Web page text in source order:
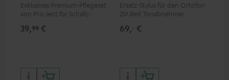
Exklusives Premium-Pflegeset
von Pro-Ject für Schallplatten
Webshop erhältlich
39,99 €
Ersatz-Stylus für den Ortofon
2M Red Tonabnehmer
69,‐ €